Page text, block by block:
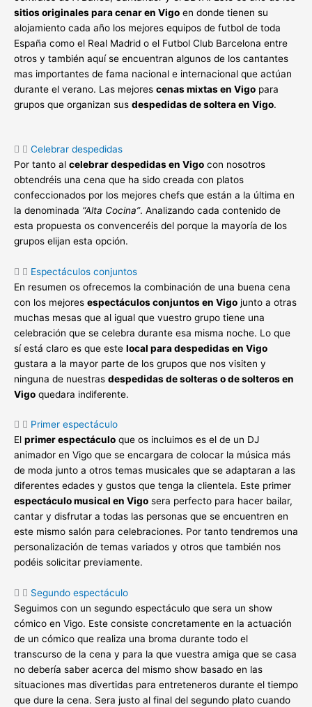
sitios originales para cenar en Vigo en donde tienen su
alojamiento cada año los mejores equipos de futbol de toda
España como el Real Madrid o el Futbol Club Barcelona entre
otros y también aquí se encuentran algunos de los cantantes
mas importantes de fama nacional e internacional que actúan
durante el verano. Las mejores cenas mixtas en Vigo para
grupos que organizan sus despedidas de soltera en Vigo.
Celebrar despedidas
Por tanto al celebrar despedidas en Vigo con nosotros
obtendréis una cena que ha sido creada con platos
confeccionados por los mejores chefs que están a la última en
la denominada “Alta Cocina”. Analizando cada contenido de
esta propuesta os convenceréis del porque la mayoría de los
grupos elijan esta opción.
Espectáculos conjuntos
En resumen os ofrecemos la combinación de una buena cena
con los mejores espectáculos conjuntos en Vigo junto a otras
muchas mesas que al igual que vuestro grupo tiene una
celebración que se celebra durante esa misma noche. Lo que
sí está claro es que este local para despedidas en Vigo
gustara a la mayor parte de los grupos que nos visiten y
ninguna de nuestras despedidas de solteras o de solteros en
Vigo quedara indiferente.
Primer espectáculo
El primer espectáculo que os incluimos es el de un DJ
animador en Vigo que se encargara de colocar la música más
de moda junto a otros temas musicales que se adaptaran a las
diferentes edades y gustos que tenga la clientela. Este primer
espectáculo musical en Vigo sera perfecto para hacer bailar,
cantar y disfrutar a todas las personas que se encuentren en
este mismo salón para celebraciones. Por tanto tendremos una
personalización de temas variados y otros que también nos
podéis solicitar previamente.
Segundo espectáculo
Seguimos con un segundo espectáculo que sera un show
cómico en Vigo. Este consiste concretamente en la actuación
de un cómico que realiza una broma durante todo el
transcurso de la cena y para la que vuestra amiga que se casa
no debería saber acerca del mismo show basado en las
situaciones mas divertidas para entreteneros durante el tiempo
que dure la cena. Sera justo al final del segundo plato cuando